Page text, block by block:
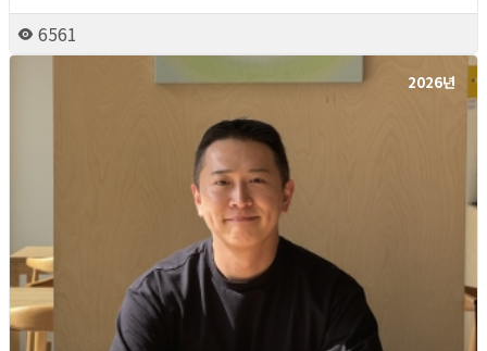
6561
2026년